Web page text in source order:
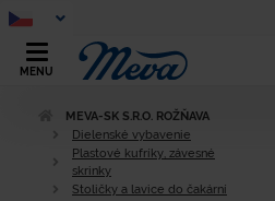
MENU
MEVA-SK S.R.O. ROŽŇAVA
Dielenské vybavenie
Plastové kufríky, závesné
skrinky
Stoličky a lavice do čakární